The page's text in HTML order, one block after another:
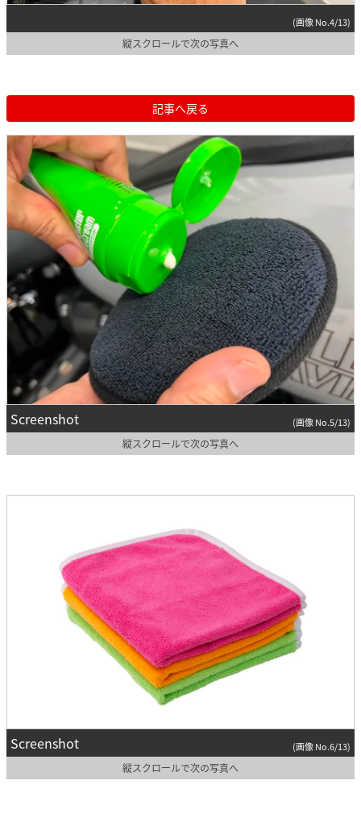
(画像 No.4/13)
縦スクロールで次の写真へ
記事へ戻る
Screenshot (画像 No.5/13)
縦スクロールで次の写真へ
Screenshot (画像 No.6/13)
縦スクロールで次の写真へ